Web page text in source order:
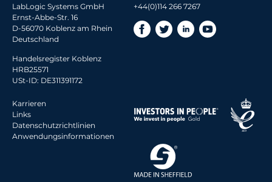
LabLogic Systems GmbH
Ernst-Abbe-Str. 16
D-56070 Koblenz am Rhein
Deutschland
Handelsregister Koblenz
HRB25571
USt-ID: DE311391172
+44(0)114 266 7267
Karrieren
Links
Datenschutzrichtlinien
Anwendungsinformationen